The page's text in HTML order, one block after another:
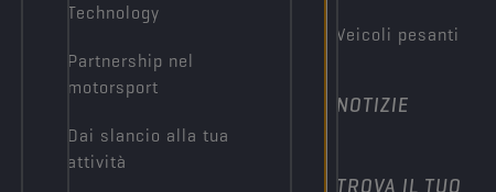
Technology
Partnership nel
motorsport
Dai slancio alla tua
attività
Veicoli pesanti
NOTIZIE
TROVA IL TUO